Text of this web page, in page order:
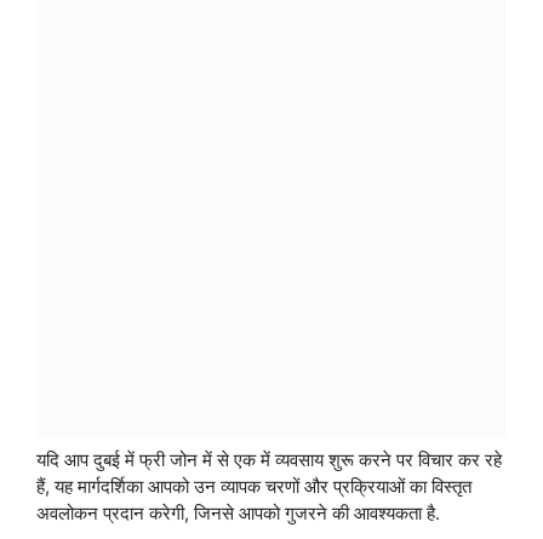
यदि आप दुबई में फ्री जोन में से एक में व्यवसाय शुरू करने पर विचार कर रहे
हैं, यह मार्गदर्शिका आपको उन व्यापक चरणों और प्रक्रियाओं का विस्तृत
अवलोकन प्रदान करेगी, जिनसे आपको गुजरने की आवश्यकता है.